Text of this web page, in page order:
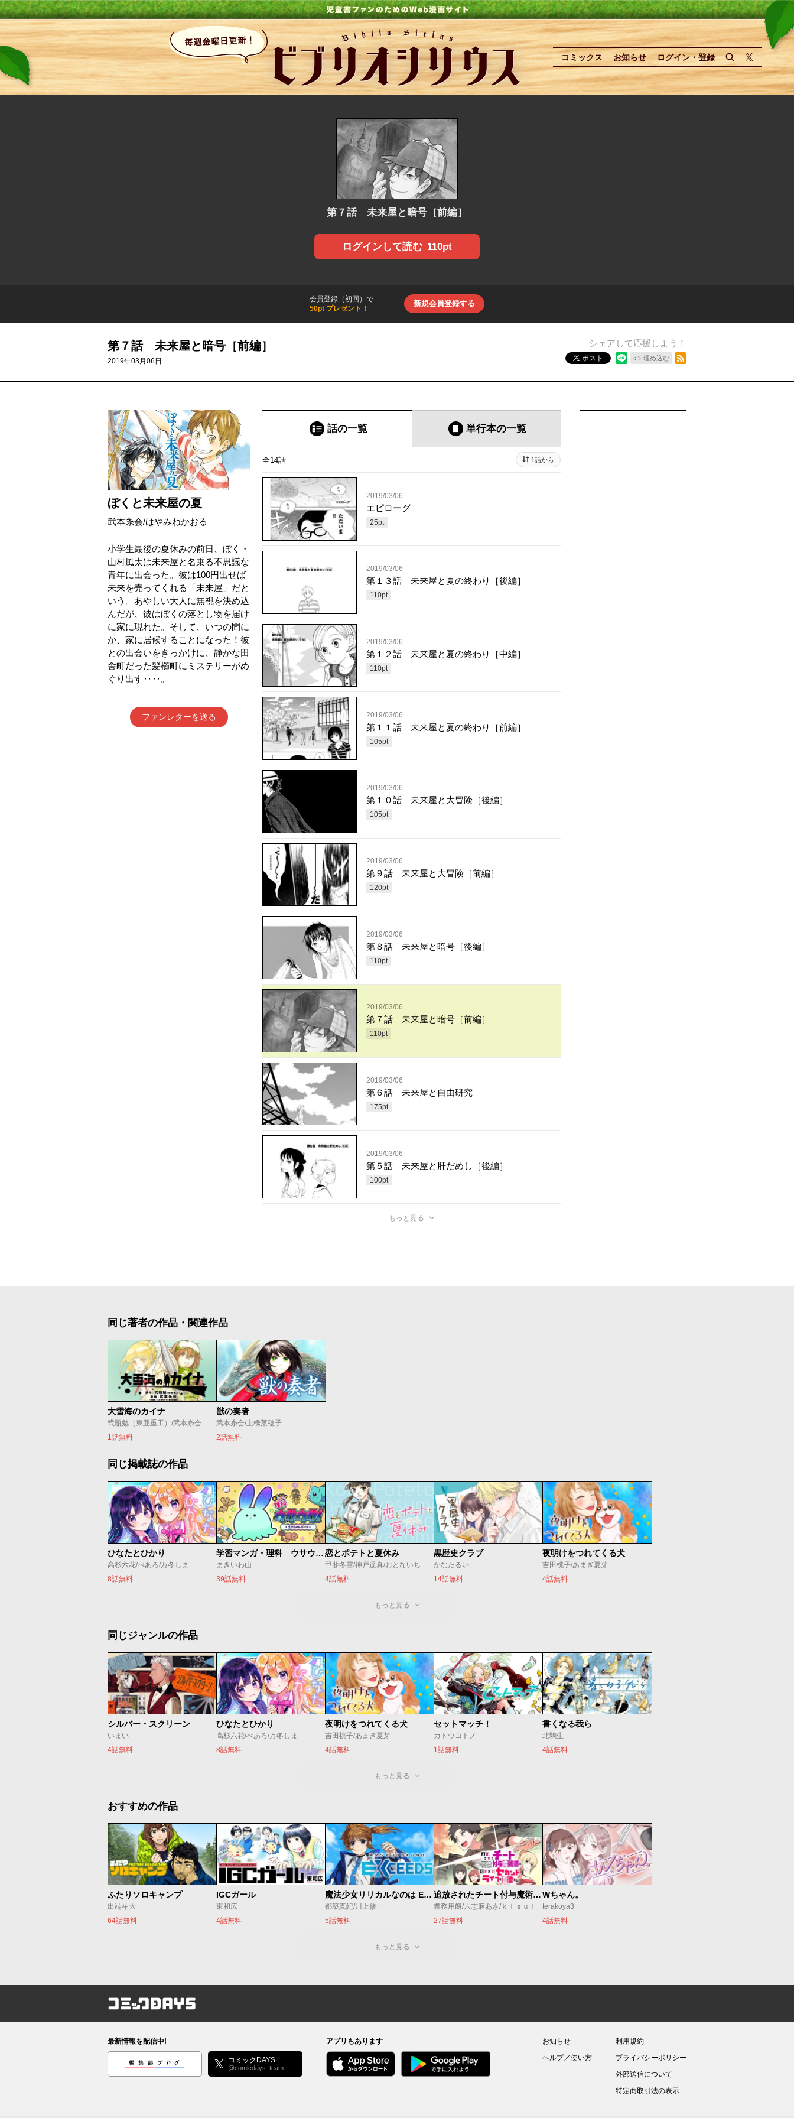
コミックス お知らせ ログイン・登録
第７話 未来屋と暗号［前編］
ログインして読む 110pt
会員登録（初回）で
50pt プレゼント！
新規会員登録する
第７話 未来屋と暗号［前編］
2019年03月06日
シェアして応援しよう！
ポスト 埋め込む
ぼくと未来屋の夏
武本糸会/はやみねかおる
小学生最後の夏休みの前日、ぼく・
山村風太は未来屋と名乗る不思議な
青年に出会った。彼は100円出せば
未来を売ってくれる「未来屋」だと
いう。あやしい大人に無視を決め込
んだが、彼はぼくの落とし物を届け
に家に現れた。そして、いつの間に
か、家に居候することになった！彼
との出会いをきっかけに、静かな田
舎町だった髪櫛町にミステリーがめ
ぐり出す‥‥。
ファンレターを送る
話の一覧 単行本の一覧
全14話 1話から
2019/03/06
エピローグ
25pt
2019/03/06
第１３話 未来屋と夏の終わり［後編］
110pt
2019/03/06
第１２話 未来屋と夏の終わり［中編］
110pt
2019/03/06
第１１話 未来屋と夏の終わり［前編］
105pt
2019/03/06
第１０話 未来屋と大冒険［後編］
105pt
2019/03/06
第９話 未来屋と大冒険［前編］
120pt
2019/03/06
第８話 未来屋と暗号［後編］
110pt
2019/03/06
第７話 未来屋と暗号［前編］
110pt
2019/03/06
第６話 未来屋と自由研究
175pt
2019/03/06
第５話 未来屋と肝だめし［後編］
100pt
もっと見る
同じ著者の作品・関連作品
大雪海のカイナ
弐瓶勉（東亜重工）/武本糸会
1話無料
獣の奏者
武本糸会/上橋菜穂子
2話無料
同じ掲載誌の作品
ひなたとひかり
高杉六花/べあろ/万冬しま
8話無料
学習マンガ・理科 ウサウサ！
まきいわ山
39話無料
恋とポテトと夏休み
4話無料
黒歴史クラブ
かなたるい
14話無料
夜明けをつれてくる犬
吉田桃子/あまぎ夏芽
4話無料
もっと見る
同じジャンルの作品
シルバー・スクリーン
いまい
4話無料
ひなたとひかり
高杉六花/べあろ/万冬しま
8話無料
夜明けをつれてくる犬
吉田桃子/あまぎ夏芽
4話無料
セットマッチ！
カトウコトノ
1話無料
書くなる我ら
北駒生
4話無料
もっと見る
おすすめの作品
ふたりソロキャンプ
出端祐大
64話無料
IGCガール
東和広
4話無料
魔法少女リリカルなのは EXCEEDS
都築真紀/川上修一
5話無料
追放されたチート付与魔術師は気ままなセカンドライフを謳歌する。 ～俺は武器だけじゃなく、あらゆるものに『強化ポイント』を付与できるし、俺の意思でいつでも効果を解除できるけど、残った人たち大丈夫？～
業務用餅/六志麻あさ/ｋｉｓｕｉ
27話無料
Wちゃん。
terakoya3
4話無料
もっと見る
コミックDAYS
最新情報を配信中!
編集部ブログ コミックDAYS
@comicdays_team
アプリもあります
お知らせ
ヘルプ／使い方
利用規約
プライバシーポリシー
外部送信について
特定商取引法の表示